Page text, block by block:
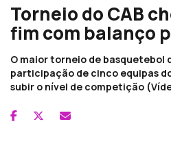
Torneio do CAB
fim com balanço
O maior torneio de basquetebol
participação de cinco equipas
subir o nível de competição